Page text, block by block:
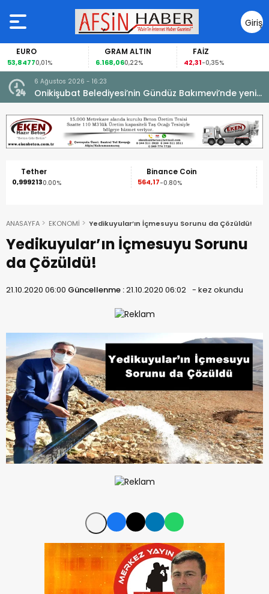
Giriş
Yap
EURO
53,84770,01%
GRAM ALTIN
6.168,060,22%
FAİZ
42,31-0,35%
6 Ağustos 2026 - 16:23
Onikişubat Belediyesi’nin Gündüz Bakımevi’nde yeni
dönemin ön kayıtları başladı.
Tether
0,9992130.00%
Binance Coin
564,17-0.80%
ANASAYFA EKONOMİ Yedikuyular’ın İçmesuyu Sorunu da Çözüldü!
Yedikuyular’ın İçmesuyu Sorunu
da Çözüldü!
21.10.2020 06:00 Güncellenme :21.10.2020 06:02 - kez okundu